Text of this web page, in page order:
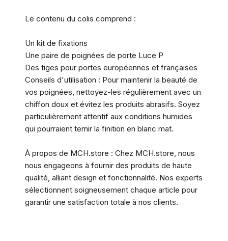
Le contenu du colis comprend :
Un kit de fixations
Une paire de poignées de porte Luce P
Des tiges pour portes européennes et françaises
Conseils d'utilisation : Pour maintenir la beauté de
vos poignées, nettoyez-les régulièrement avec un
chiffon doux et évitez les produits abrasifs. Soyez
particulièrement attentif aux conditions humides
qui pourraient ternir la finition en blanc mat.
À propos de MCH.store : Chez MCH.store, nous
nous engageons à fournir des produits de haute
qualité, alliant design et fonctionnalité. Nos experts
sélectionnent soigneusement chaque article pour
garantir une satisfaction totale à nos clients.